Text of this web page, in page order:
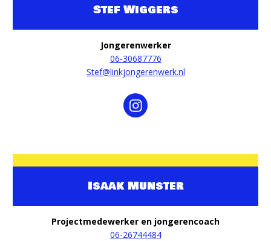
Stef Wiggers
Jongerenwerker
06-30687776
Stef@linkjongerenwerk.nl
Isaak Munster
Projectmedewerker en jongerencoach
06-26744484